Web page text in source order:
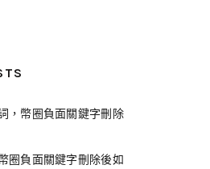
，幣圈負面關鍵字刪除
圈負面關鍵字刪除後如